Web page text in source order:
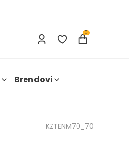
0
Brendovi
KZTENM70_70